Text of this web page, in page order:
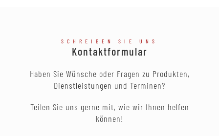
SCHREIBEN SIE UNS
Kontaktformular
Haben Sie Wünsche oder Fragen zu Produkten,
Dienstleistungen und Terminen?
Teilen Sie uns gerne mit, wie wir Ihnen helfen
können!